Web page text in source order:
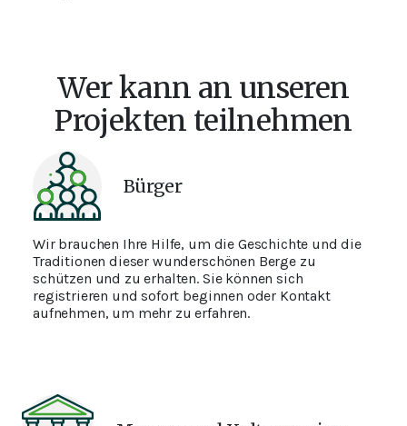
Wer kann an unseren
Projekten teilnehmen
Bürger
Wir brauchen Ihre Hilfe, um die Geschichte und die
Traditionen dieser wunderschönen Berge zu
schützen und zu erhalten. Sie können sich
registrieren und sofort beginnen oder Kontakt
aufnehmen, um mehr zu erfahren.